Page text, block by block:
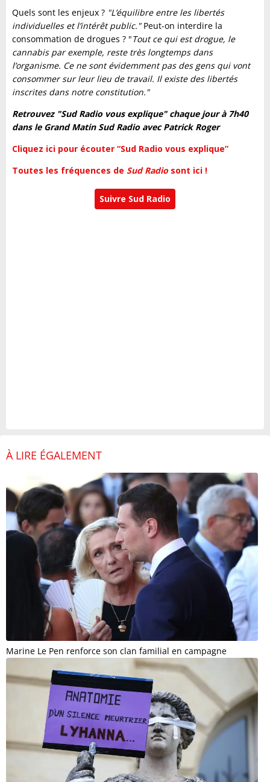
Quels sont les enjeux ? "L’équilibre entre les libertés
individuelles et l’intérêt public."Peut-on interdire la
consommation de drogues ? "Tout ce qui est drogue, le
cannabis par exemple, reste très longtemps dans
l’organisme. Ce ne sont évidemment pas des gens qui vont
consommer sur leur lieu de travail. Il existe des libertés
inscrites dans notre constitution."
Retrouvez "Sud Radio vous explique" chaque jour à 7h40
dans le Grand Matin Sud Radio avec Patrick Roger
Cliquez ici pour écouter “Sud Radio vous explique”
Toutes les fréquences de Sud Radio sont ici !
Suivre Sud Radio
À LIRE ÉGALEMENT
Marine Le Pen renforce son clan familial en campagne